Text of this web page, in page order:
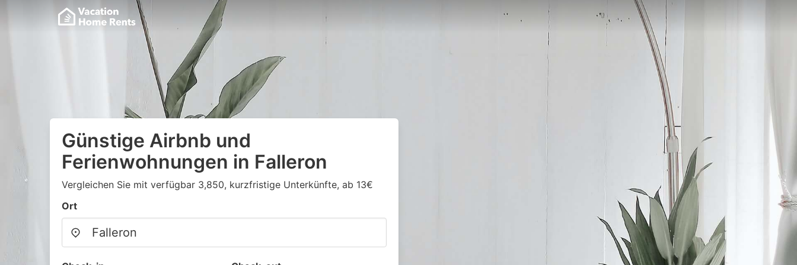
Günstige Airbnb und
Ferienwohnungen in Falleron
Vergleichen Sie mit verfügbar 3,850, kurzfristige Unterkünfte, ab 13€
Ort